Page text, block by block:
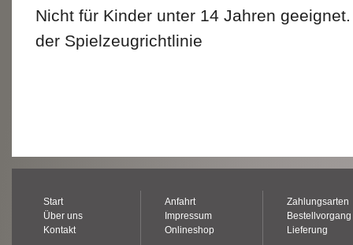
Nicht für Kinder unter 14 Jahren
der Spielzeugrichtlinie
Start
Über uns
Kontakt
Anfahrt
Impressum
Onlineshop
Zahlungsarten
Bestellvorgang
Lieferung